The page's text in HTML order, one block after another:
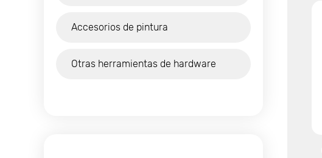
Accesorios de pintura
Otras herramientas de hardware